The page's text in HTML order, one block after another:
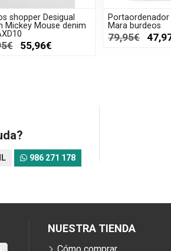
shopper Desigual
Mickey Mouse denim
55,96€
Portaordenador
Mara burdeos
79,95€
986 271 178
NUESTRA TIENDA